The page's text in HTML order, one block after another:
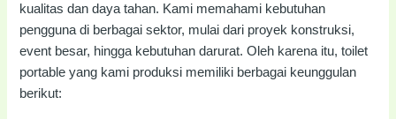
kualitas dan daya tahan. Kami memahami kebutuhan
pengguna di berbagai sektor, mulai dari proyek konstruksi,
event besar, hingga kebutuhan darurat. Oleh karena itu, toilet
portable yang kami produksi memiliki berbagai keunggulan
berikut: